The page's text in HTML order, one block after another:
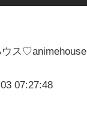
ス♡animehouse
07:27:48